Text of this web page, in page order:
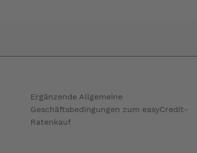
Ergänzende Allgemeine
Geschäftsbedingungen zum easyCredit-
Ratenkauf